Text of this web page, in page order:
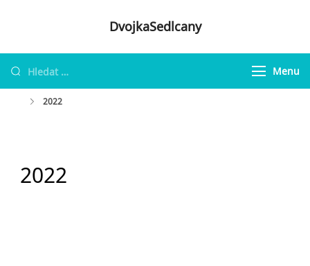
DvojkaSedlcany
Vyhledávání Menu
2022
2022